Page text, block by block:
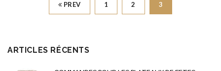
PREV 1 2 3
ARTICLES RÉCENTS